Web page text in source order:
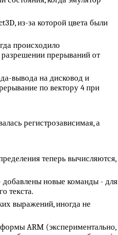
из-за которой цвета были
происходило
прерываний от
вывода на дисковод и
по вектору 4 при
регистрозависимая, а
теперь вычисляются,
новые команды - для
текста.
выражений, иногда не
ARM (экспериментально,